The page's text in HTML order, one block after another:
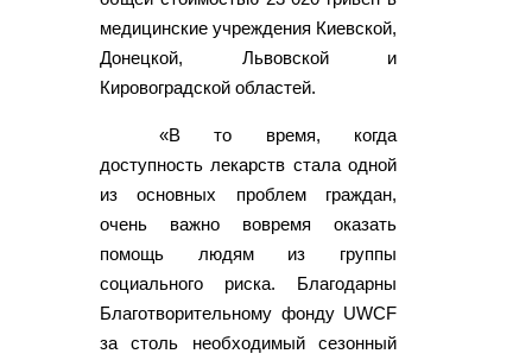
медицинские учреждения Киевской,
Донецкой, Львовской и
Кировоградской областей.
«В то время, когда
доступность лекарств стала одной
из основных проблем граждан,
очень важно вовремя оказать
помощь людям из группы
социального риска. Благодарны
Благотворительному фонду UWCF
за столь необходимый сезонный